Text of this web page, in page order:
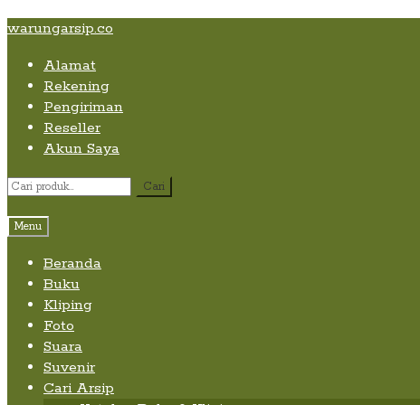
Skip
content
Skip
navigation
Skip
content
warungarsip.co
Alamat
Rekening
Pengiriman
Reseller
Akun Saya
Pencarian
Cari
Menu
Beranda
Buku
Kliping
Foto
Suara
Suvenir
Cari Arsip